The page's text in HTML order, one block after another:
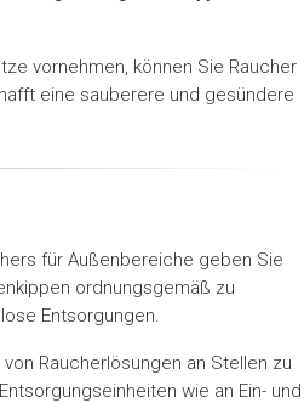
vornehmen, können Sie Raucher
eine sauberere und gesündere
für Außenbereiche geben Sie
ordnungsgemäß zu
Entsorgungen.
Raucherlösungen an Stellen zu
wie an Ein- und